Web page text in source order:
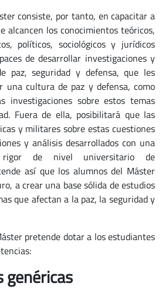
consiste, por tanto, en capacitar a
alcancen los conocimientos teóricos,
políticos, sociológicos y jurídicos
de desarrollar investigaciones y
paz, seguridad y defensa, que les
una cultura de paz y defensa, como
investigaciones sobre estos temas
Fuera de ella, posibilitará que las
y militares sobre estas cuestiones
y análisis desarrollados con una
de nivel universitario de
así que los alumnos del Máster
a crear una base sólida de estudios
que afectan a la paz, la seguridad y
pretende dotar a los estudiantes
genéricas